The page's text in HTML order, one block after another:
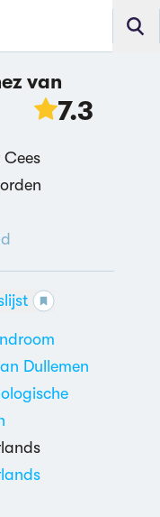
van
7.3
Dullemen